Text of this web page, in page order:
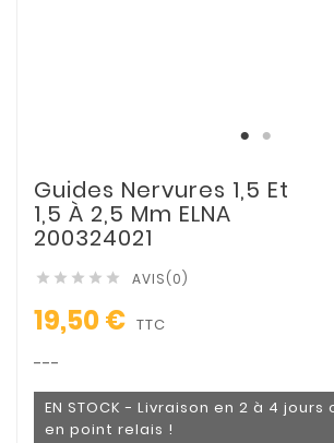
Guides Nervures 1,5 Et
1,5 À 2,5 Mm ELNA
200324021
     AVIS(0)
19,50 € TTC
---
EN STOCK - Livraison en 2 à 4 jours
en point relais !